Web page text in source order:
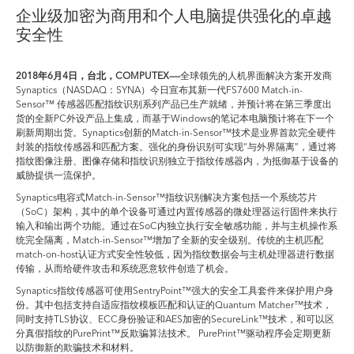
企业级加密为商用和个人电脑提供强化的卓越
安全性
2018年6月4日，台北， COMPUTEX——全球领先的人机界面解决方案开发商
Synaptics（NASDAQ：SYNA）今日宣布其新一代FS7600 Match-in-
Sensor™ 传感器匹配指纹识别系列产品已生产就绪，并预计将在第三季度出
货的全新PC外设产品上集成，而基于Windows的笔记本电脑预计将在下一个
刷新周期出货。Synaptics创新的Match-in-Sensor™技术是业界首款完全硬件
封装的指纹传感器和匹配方案。强化的身份识别可实现“与外界隔离”，通过将
指纹图像注册、图像存储和指纹识别独立于指纹传感器内，为抵御基于设备的
威胁提供一流保护。
Synaptics电容式Match-in-Sensor™指纹识别解决方案包括一个系统芯片
（SoC）架构，其中的单个设备可通过内置传感器的微处理器运行固件来执行
输入和输出两个功能。通过在SoC内独立执行安全敏感功能，并与主机操作系
统完全隔离，Match-in-Sensor™增加了全新的安全级别。传统的主机匹配
match-on-host认证方式安全性较低，因为指纹数据会与主机处理器进行数据
传输，从而给硬件攻击和系统恶意软件创造了机会。
Synaptics指纹传感器可使用SentryPoint™强大的安全工具套件来保护用户身
份。其中包括支持自适应指纹模板匹配和认证的Quantum Matcher™技术，
同时支持TLS协议、ECC身份验证和AES加密的SecureLink™技术，和可以区
分真假指纹的PurePrint™反欺骗算法技术。 PurePrint™驱动程序会定期更新
以防御新的欺骗技术和材料。